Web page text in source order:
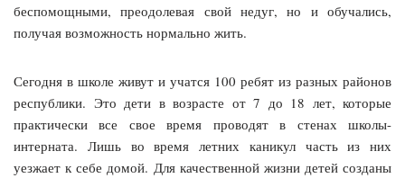
беспомощными, преодолевая свой недуг, но и обучались,
получая возможность нормально жить.
Сегодня в школе живут и учатся 100 ребят из разных районов
республики. Это дети в возрасте от 7 до 18 лет, которые
практически все свое время проводят в стенах школы-
интерната. Лишь во время летних каникул часть из них
уезжает к себе домой. Для качественной жизни детей созданы